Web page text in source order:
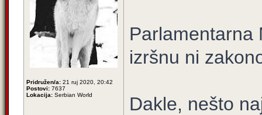
Pridružen/a: 21 ruj 2020, 20:42
Postovi: 7637
Lokacija: Serbian World
Parlamentarna
izršnu ni
Dakle, nešto